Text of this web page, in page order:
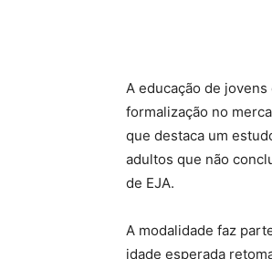
A educação de
formalização no
que destaca um
adultos que não
de EJA.
A modalidade faz
idade esperada